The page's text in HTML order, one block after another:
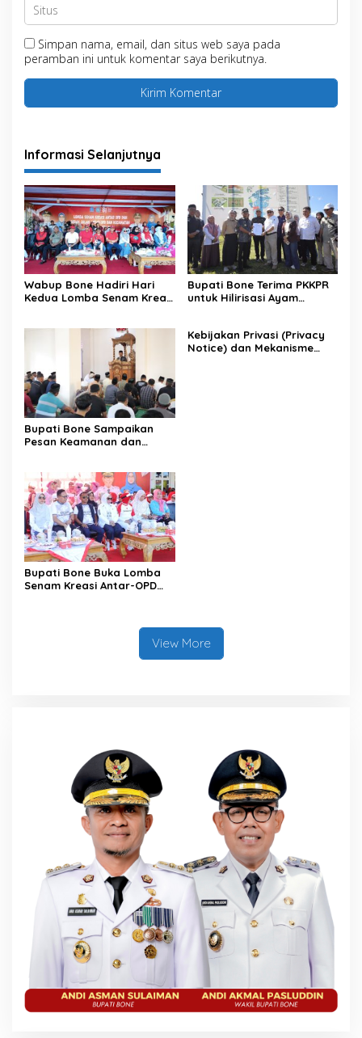
Simpan nama, email, dan situs web saya pada
peramban ini untuk komentar saya berikutnya.
Informasi Selanjutnya
Wabup Bone Hadiri Hari
Kedua Lomba Senam Kreasi
Bupati Bone Terima PKKPR
untuk Hilirisasi Ayam
Bupati Bone Sampaikan
Pesan Keamanan dan
Kebijakan Privasi (Privacy
Notice) dan Mekanisme
Bupati Bone Buka Lomba
Senam Kreasi Antar-OPD
View More